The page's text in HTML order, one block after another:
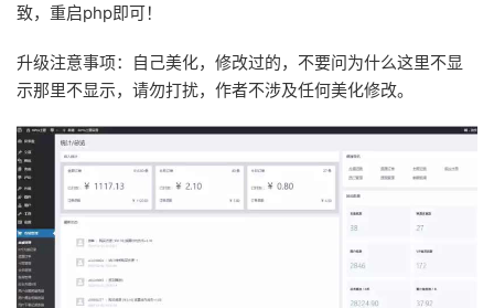
致，重启php即可！
升级注意事项：自己美化，修改过的，不要问为什么这里不显
示那里不显示，请勿打扰，作者不涉及任何美化修改。